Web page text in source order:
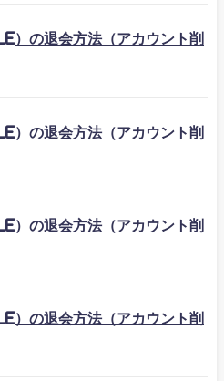
の退会方法（アカウント削
の退会方法（アカウント削
の退会方法（アカウント削
の退会方法（アカウント削